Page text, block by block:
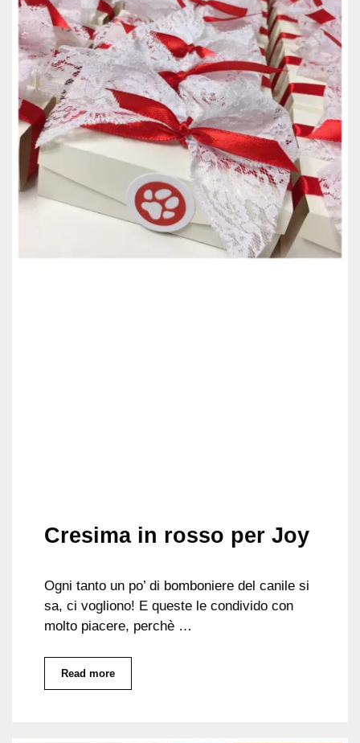
Cresima in rosso per Joy
Ogni tanto un po’ di bomboniere del canile si
sa, ci vogliono! E queste le condivido con
molto piacere, perchè …
Read more